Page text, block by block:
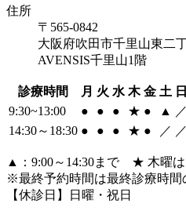
住所
〒565-0842
大阪府吹田市千里山東二
AVENSIS千里山1階
診療時間 月 火 水 木 金 土 日
9:30~13:00
● ● ● ★ ● ▲ ／
14:30～18:30 ● ● ● ★ ● ／ ／
▲：9:00～14:30まで ★ 木曜は
※最終予約時間は最終診療時間
【休診日】日曜・祝日